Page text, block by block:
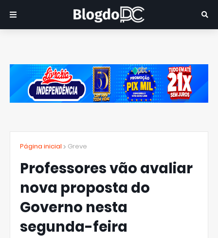
Página inicial Greve
Professores vão avaliar
nova proposta do
Governo nesta
segunda-feira